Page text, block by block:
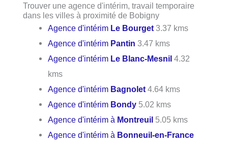
Trouver une agence d'intérim, travail temporaire
dans les villes à proximité de Bobigny
Agence d'intérim Le Bourget 3.37 kms
Agence d'intérim Pantin 3.47 kms
Agence d'intérim Le Blanc-Mesnil 4.32
kms
Agence d'intérim Bagnolet 4.64 kms
Agence d'intérim Bondy 5.02 kms
Agence d'intérim à Montreuil 5.05 kms
Agence d'intérim à Bonneuil-en-France